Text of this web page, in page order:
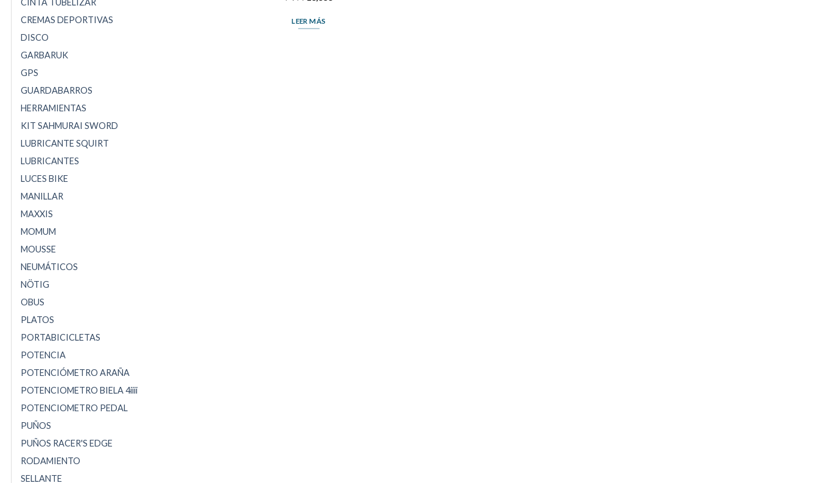
CINTA TUBELIZAR
CREMAS DEPORTIVAS
DISCO
GARBARUK
GPS
GUARDABARROS
HERRAMIENTAS
KIT SAHMURAI SWORD
LUBRICANTE SQUIRT
LUBRICANTES
LUCES BIKE
MANILLAR
MAXXIS
MOMUM
MOUSSE
NEUMÁTICOS
NÖTIG
OBUS
PLATOS
PORTABICICLETAS
POTENCIA
POTENCIÓMETRO ARAÑA
POTENCIOMETRO BIELA 4iiii
POTENCIOMETRO PEDAL
PUÑOS
PUÑOS RACER'S EDGE
RODAMIENTO
SELLANTE
LEER MÁS